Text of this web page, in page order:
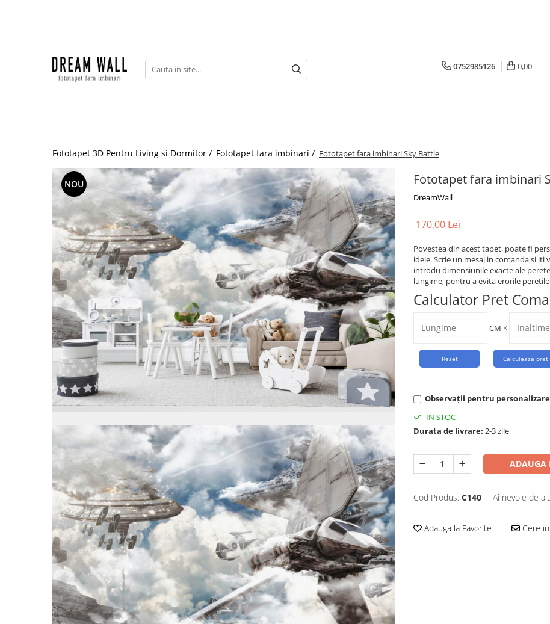
Fototapet 3D
Pentru copii
Watercolor
0752985126 0,00
Fototapet 3D Pentru Living si Dormitor / Fototapet fara imbinari / Fototapet fara imbinari Sky Battle
NOU Fototapet fara imbinari
DreamWall
170,00 Lei
Povestea din acest tapet, poate fi
ideie. Scrie un mesaj in comanda si
introdu dimensiunile exacte ale
lungime, pentru a evita erorile
Calculator Pret
CM ×
Observații pentru personalizare
IN STOC
Durata de livrare: 2-3 zile
ADAUGA
Cod Produs: C140 Ai nevoie de
Adauga la Favorite Cere